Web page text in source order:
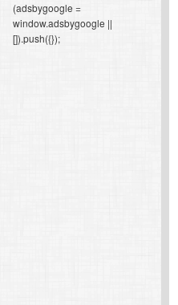
(adsbygoogle =
window.adsbygoogle ||
[]).push({});